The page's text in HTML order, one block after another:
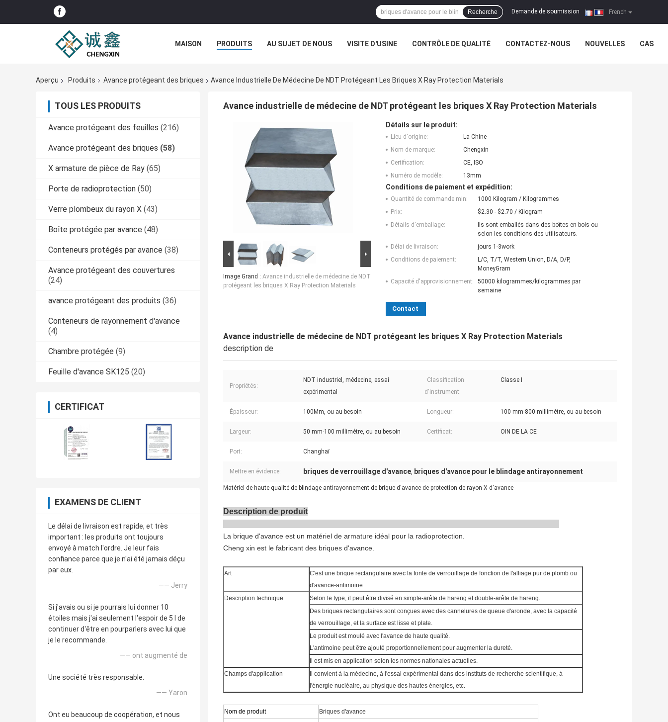
French
Demande de soumission |
Recherche
MAISON PRODUITS AU SUJET DE NOUS VISITE D'USINE CONTRÔLE DE QUALITÉ CONTACTEZ-NOUS NOUVELLES CAS
Aperçu Produits Avance protégeant des briques Avance Industrielle De Médecine De NDT Protégeant Les Briques X Ray Protection Materials
TOUS LES PRODUITS
Avance protégeant des feuilles (216)
Avance protégeant des briques (58)
X armature de pièce de Ray (65)
Porte de radioprotection (50)
Verre plombeux du rayon X (43)
Boîte protégée par avance (48)
Conteneurs protégés par avance (38)
Avance protégeant des couvertures
(24)
avance protégeant des produits (36)
Conteneurs de rayonnement d'avance
(4)
Chambre protégée (9)
Feuille d'avance SK125 (20)
CERTIFICAT
EXAMENS DE CLIENT
Le délai de livraison est rapide, et très
important : les produits ont toujours
envoyé à match l'ordre. Je leur fais
confiance parce que je n'ai été jamais déçu
par eux.
—— Jerry
Si j'avais ou si je pourrais lui donner 10
étoiles mais j'ai seulement l'espoir de 5 I de
continuer d'être en pourparlers avec lui que
je le recommande.
—— ont augmenté de
Une société très responsable.
—— Yaron
Ont eu beaucoup de coopération, et nous
Avance industrielle de médecine de NDT protégeant les briques X Ray Protection Materials
Image Grand : Avance industrielle de médecine de NDT
protégeant les briques X Ray Protection Materials
Détails sur le produit:
Lieu d'origine:
La Chine
Nom de marque:
Chengxin
Certification:
CE, ISO
Numéro de modèle:
13mm
Conditions de paiement et expédition:
Quantité de commande min:
1000 Kilogram / Kilogrammes
Prix:
$2.30 - $2.70 / Kilogram
Détails d'emballage:
Ils sont emballés dans des boîtes en bois ou
selon les conditions des utilisateurs.
Délai de livraison:
jours 1-3work
Conditions de paiement:
L/C, T/T, Western Union, D/A, D/P,
MoneyGram
Capacité d'approvisionnement:
50000 kilogrammes/kilogrammes par
semaine
Contact
Avance industrielle de médecine de NDT protégeant les briques X Ray Protection Materials
description de
Propriétés:
NDT industriel, médecine, essai
expérimental
Classification
d'instrument:
Classe I
Épaisseur: 100Mm, ou au besoin Longueur: 100 mm-800 millimètre, ou au besoin
Largeur: 50 mm-100 millimètre, ou au besoin Certificat: OIN DE LA CE
Port: Changhaï
Mettre en évidence: briques de verrouillage d'avance, briques d'avance pour le blindage antirayonnement
Matériel de haute qualité de blindage antirayonnement de brique d'avance de protection de rayon X d'avance
Description de produit
La brique d'avance est un matériel de armature idéal pour la radioprotection.
Cheng xin est le fabricant des briques d'avance.
Art
C'est une brique rectangulaire avec la fonte de verrouillage de fonction de l'alliage pur de plomb ou
d'avance-antimoine.
Description technique
Selon le type, il peut être divisé en simple-arête de hareng et double-arête de hareng.
Des briques rectangulaires sont conçues avec des cannelures de queue d'aronde, avec la capacité
de verrouillage, et la surface est lisse et plate.
Le produit est moulé avec l'avance de haute qualité.
L'antimoine peut être ajouté proportionnellement pour augmenter la dureté.
Il est mis en application selon les normes nationales actuelles.
Champs d'application
Il convient à la médecine, à l'essai expérimental dans des instituts de recherche scientifique, à
l'énergie nucléaire, au physique des hautes énergies, etc.
Nom de produit
Briques d'avance